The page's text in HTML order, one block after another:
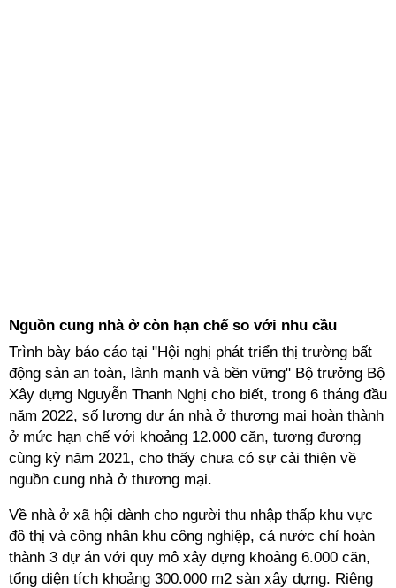
Nguồn cung nhà ở còn hạn chế so với nhu cầu
Trình bày báo cáo tại "Hội nghị phát triển thị trường bất
động sản an toàn, lành mạnh và bền vững" Bộ trưởng Bộ
Xây dựng Nguyễn Thanh Nghị cho biết, trong 6 tháng đầu
năm 2022, số lượng dự án nhà ở thương mại hoàn thành
ở mức hạn chế với khoảng 12.000 căn, tương đương
cùng kỳ năm 2021, cho thấy chưa có sự cải thiện về
nguồn cung nhà ở thương mại.
Về nhà ở xã hội dành cho người thu nhập thấp khu vực
đô thị và công nhân khu công nghiệp, cả nước chỉ hoàn
thành 3 dự án với quy mô xây dựng khoảng 6.000 căn,
tổng diện tích khoảng 300.000 m2 sàn xây dựng. Riêng